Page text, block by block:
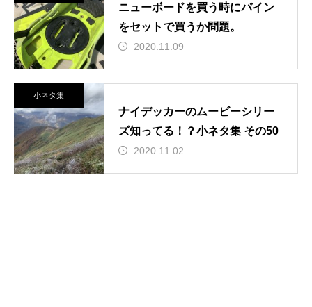
ニューボードを買う時にバイン
をセットで買うか問題。
2020.11.09
小ネタ集
ナイデッカーのムービーシリー
ズ知ってる！？小ネタ集 その50
2020.11.02